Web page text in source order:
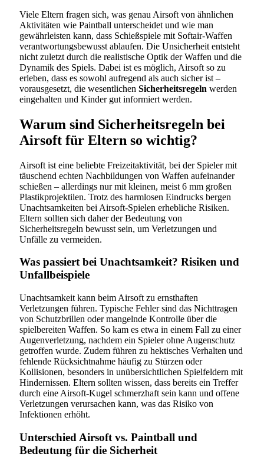
Viele Eltern fragen sich, was genau Airsoft von ähnlichen
Aktivitäten wie Paintball unterscheidet und wie man
gewährleisten kann, dass Schießspiele mit Softair-Waffen
verantwortungsbewusst ablaufen. Die Unsicherheit entsteht
nicht zuletzt durch die realistische Optik der Waffen und die
Dynamik des Spiels. Dabei ist es möglich, Airsoft so zu
erleben, dass es sowohl aufregend als auch sicher ist –
vorausgesetzt, die wesentlichen Sicherheitsregeln werden
eingehalten und Kinder gut informiert werden.
Warum sind Sicherheitsregeln bei
Airsoft für Eltern so wichtig?
Airsoft ist eine beliebte Freizeitaktivität, bei der Spieler mit
täuschend echten Nachbildungen von Waffen aufeinander
schießen – allerdings nur mit kleinen, meist 6 mm großen
Plastikprojektilen. Trotz des harmlosen Eindrucks bergen
Unachtsamkeiten bei Airsoft-Spielen erhebliche Risiken.
Eltern sollten sich daher der Bedeutung von
Sicherheitsregeln bewusst sein, um Verletzungen und
Unfälle zu vermeiden.
Was passiert bei Unachtsamkeit? Risiken und
Unfallbeispiele
Unachtsamkeit kann beim Airsoft zu ernsthaften
Verletzungen führen. Typische Fehler sind das Nichttragen
von Schutzbrillen oder mangelnde Kontrolle über die
spielbereiten Waffen. So kam es etwa in einem Fall zu einer
Augenverletzung, nachdem ein Spieler ohne Augenschutz
getroffen wurde. Zudem führen zu hektisches Verhalten und
fehlende Rücksichtnahme häufig zu Stürzen oder
Kollisionen, besonders in unübersichtlichen Spielfeldern mit
Hindernissen. Eltern sollten wissen, dass bereits ein Treffer
durch eine Airsoft-Kugel schmerzhaft sein kann und offene
Verletzungen verursachen kann, was das Risiko von
Infektionen erhöht.
Unterschied Airsoft vs. Paintball und
Bedeutung für die Sicherheit